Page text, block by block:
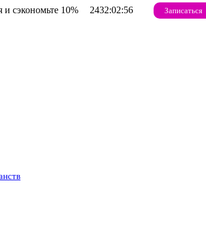
10% 2432:02:55 Записаться